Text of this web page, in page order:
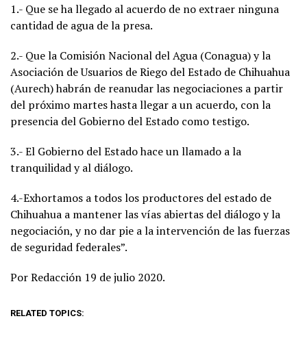
1.- Que se ha llegado al acuerdo de no extraer ninguna
cantidad de agua de la presa.
2.- Que la Comisión Nacional del Agua (Conagua) y la
Asociación de Usuarios de Riego del Estado de Chihuahua
(Aurech) habrán de reanudar las negociaciones a partir
del próximo martes hasta llegar a un acuerdo, con la
presencia del Gobierno del Estado como testigo.
3.- El Gobierno del Estado hace un llamado a la
tranquilidad y al diálogo.
4.-Exhortamos a todos los productores del estado de
Chihuahua a mantener las vías abiertas del diálogo y la
negociación, y no dar pie a la intervención de las fuerzas
de seguridad federales”.
Por Redacción 19 de julio 2020.
RELATED TOPICS: